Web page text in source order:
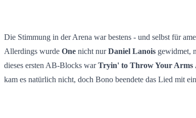
Die Stimmung in der Arena war bestens - und selbst für
Allerdings wurde One nicht nurDaniel Lanois gewidmet,
dieses ersten AB-Blocks warTryin' to Throw Your Arms
kam es natürlich nicht, doch Bono beendete das Lied mit